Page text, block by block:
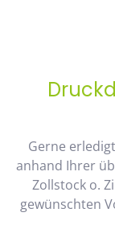
Gerne
anhand Ihrer
Zollstock o.
gewünschten